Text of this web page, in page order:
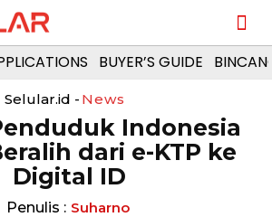
BUYER’S GUIDE
Selular.id - News
Indonesia
dari e-KTP ke
Digital ID
Penulis : Suharno